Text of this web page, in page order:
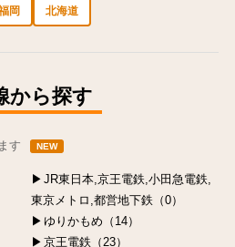
岡 北海道
から探す
す NEW
JR東日本,京王電鉄,小田急電鉄,
東京メトロ,都営地下鉄（0）
ゆりかもめ（14）
京王電鉄（23）